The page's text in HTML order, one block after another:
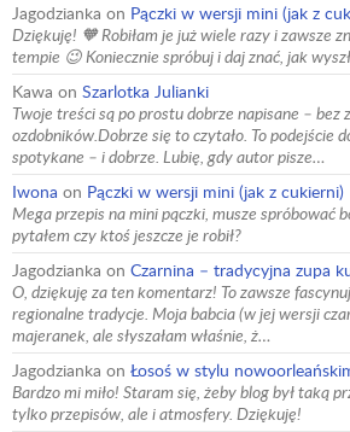
Jagodzianka on Pączki w wersji mini (jak z
Dziękuję! 🧡 Robiłam je już wiele razy i zawsze
tempie 😉 Koniecznie spróbuj i daj znać, jak
Kawa on Szarlotka Julianki
Twoje treści są po prostu dobrze napisane – bez
ozdobników.Dobrze się to czytało. To podejście
spotykane – i dobrze. Lubię, gdy autor pisze…
Iwona on Pączki w wersji mini (jak z cukierni)
Mega przepis na mini pączki, musze spróbować
pytałem czy ktoś jeszcze je robił?
Jagodzianka on Czarnina – tradycyjna zupa
O, dziękuję za ten komentarz! To zawsze
regionalne tradycje. Moja babcia (w jej wersji
majeranek, ale słyszałam właśnie, ż…
Jagodzianka on Łosoś w stylu
Bardzo mi miło! Staram się, żeby blog był taką
tylko przepisów, ale i atmosfery. Dziękuję!